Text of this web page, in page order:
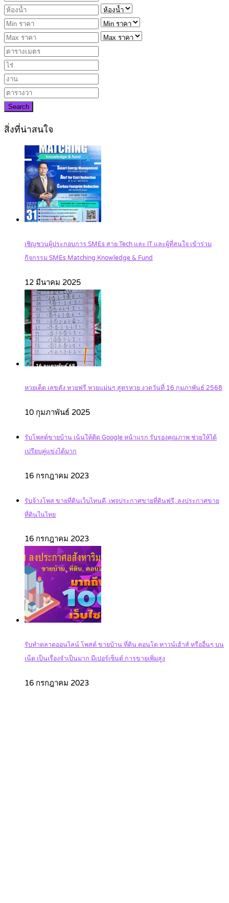
Search
สิ่งที่น่าสนใจ
เชิญชวนผู้ประกอบการ SMEs สาย Tech และ IT และผู้ที่สนใจ เข้าร่วม
กิจกรรม SMEs Matching Knowledge & Fund
12 มีนาคม 2025
หวยเด็ด เลขดัง หวยฟรี หวยแม่นๆ สูตรหวย งวดวันที่ 16 กุมภาพันธ์ 2568
10 กุมภาพันธ์ 2025
รับโพสต์ขายบ้าน เน้นให้ติด Google หน้าแรก รับรองคุณภาพ ช่วยให้ได้
เปรียบคู่แข่งได้มาก
16 กรกฎาคม 2023
รับจ้างโพส ขายที่ดินเว็บไหนดี, เพจประกาศขายที่ดินฟรี, ลงประกาศขาย
ที่ดินในไทย
16 กรกฎาคม 2023
รับทำตลาดออนไลน์ โพสต์ ขายบ้าน ที่ดิน คอนโด ทาวน์เฮ้าส์ หรืออื่นๆ บน
เน็ต เป็นเรื่องจำเป็นมาก มีเปอร์เซ็นต์ การขายเพิ่มสูง
16 กรกฎาคม 2023